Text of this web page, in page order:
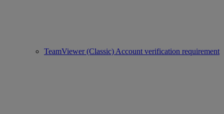
TeamViewer (Classic) Account verification requirement